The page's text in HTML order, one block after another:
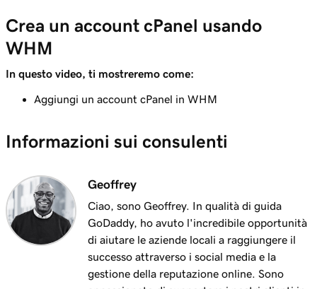
Crea un account cPanel usando
WHM
In questo video, ti mostreremo come:
Aggiungi un account cPanel in WHM
Informazioni sui consulenti
Geoffrey
Ciao, sono Geoffrey. In qualità di guida
GoDaddy, ho avuto l'incredibile opportunità
di aiutare le aziende locali a raggiungere il
successo attraverso i social media e la
gestione della reputazione online. Sono